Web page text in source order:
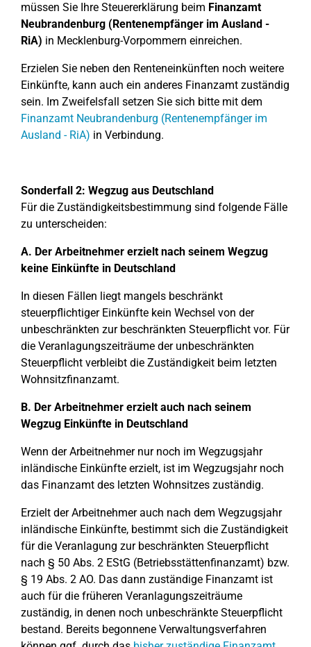
müssen Sie Ihre Steuererklärung beim Finanzamt
Neubrandenburg (Rentenempfänger im Ausland -
RiA) in Mecklenburg-Vorpommern einreichen.
Erzielen Sie neben den Renteneinkünften noch weitere
Einkünfte, kann auch ein anderes Finanzamt zuständig
sein. Im Zweifelsfall setzen Sie sich bitte mit dem
Finanzamt Neubrandenburg (Rentenempfänger im
Ausland - RiA) in Verbindung.
Sonderfall 2: Wegzug aus Deutschland
Für die Zuständigkeitsbestimmung sind folgende Fälle
zu unterscheiden:
A. Der Arbeitnehmer erzielt nach seinem Wegzug
keine Einkünfte in Deutschland
In diesen Fällen liegt mangels beschränkt
steuerpflichtiger Einkünfte kein Wechsel von der
unbeschränkten zur beschränkten Steuerpflicht vor. Für
die Veranlagungszeiträume der unbeschränkten
Steuerpflicht verbleibt die Zuständigkeit beim letzten
Wohnsitzfinanzamt.
B. Der Arbeitnehmer erzielt auch nach seinem
Wegzug Einkünfte in Deutschland
Wenn der Arbeitnehmer nur noch im Wegzugsjahr
inländische Einkünfte erzielt, ist im Wegzugsjahr noch
das Finanzamt des letzten Wohnsitzes zuständig.
Erzielt der Arbeitnehmer auch nach dem Wegzugsjahr
inländische Einkünfte, bestimmt sich die Zuständigkeit
für die Veranlagung zur beschränkten Steuerpflicht
nach § 50 Abs. 2 EStG (Betriebsstättenfinanzamt) bzw.
§ 19 Abs. 2 AO. Das dann zuständige Finanzamt ist
auch für die früheren Veranlagungszeiträume
zuständig, in denen noch unbeschränkte Steuerpflicht
bestand. Bereits begonnene Verwaltungsverfahren